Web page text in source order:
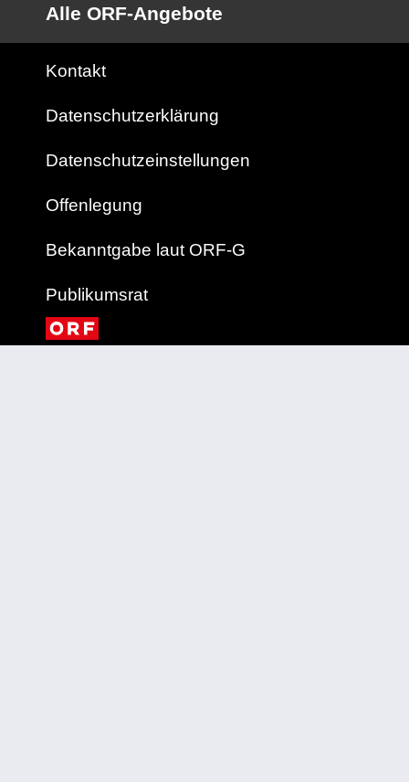
Alle ORF-Angebote
Kontakt
Datenschutzerklärung
Datenschutzeinstellungen
Offenlegung
Bekanntgabe laut ORF-G
Publikumsrat